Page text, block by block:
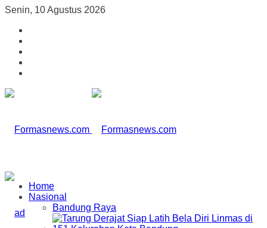
Senin, 10 Agustus 2026
Home
Nasional
Bandung Raya